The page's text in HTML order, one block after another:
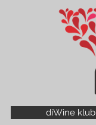
diWine klub